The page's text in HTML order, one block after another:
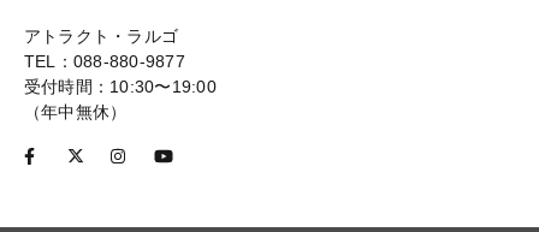
アトラクト・ラルゴ
TEL：088-880-9877
受付時間：10:30〜19:00
（年中無休）